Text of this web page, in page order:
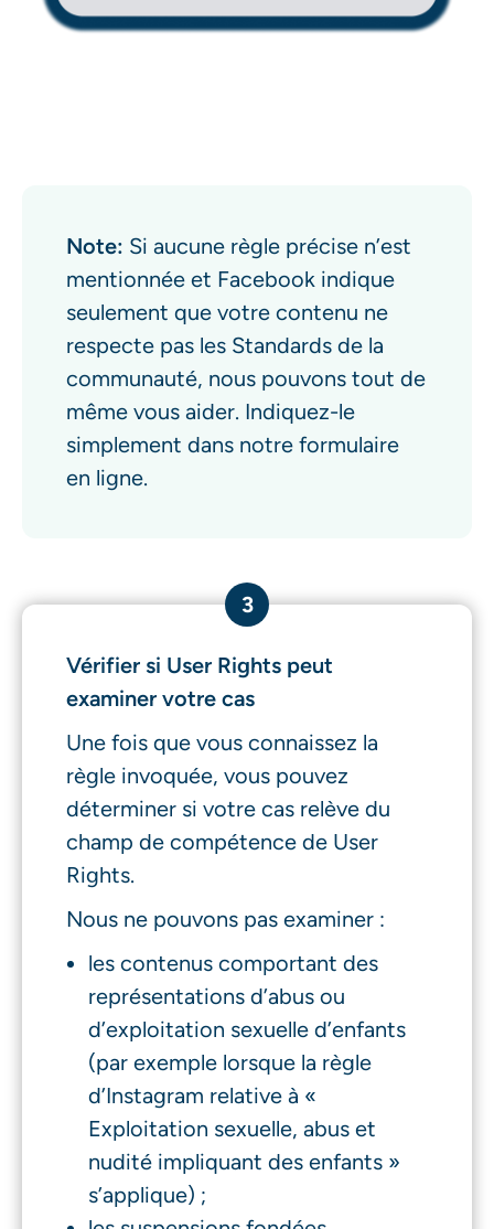
Note: Si aucune règle précise n’est
mentionnée et Facebook indique
seulement que votre contenu ne
respecte pas les Standards de la
communauté, nous pouvons tout de
même vous aider. Indiquez-le
simplement dans notre formulaire
en ligne.
3
Vérifier si User Rights peut
examiner votre cas
Une fois que vous connaissez la
règle invoquée, vous pouvez
déterminer si votre cas relève du
champ de compétence de User
Rights.
Nous ne pouvons pas examiner :
les contenus comportant des
représentations d’abus ou
d’exploitation sexuelle d’enfants
(par exemple lorsque la règle
d’Instagram relative à «
Exploitation sexuelle, abus et
nudité impliquant des enfants »
s’applique) ;